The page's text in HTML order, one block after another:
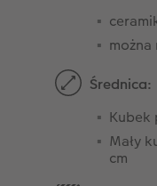
można
Średnica:
Kubek
Mały
cm